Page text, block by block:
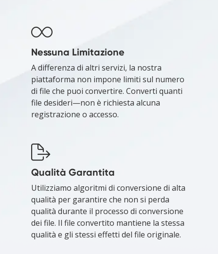
Nessuna Limitazione
A differenza di altri servizi, la nostra
piattaforma non impone limiti sul numero
di file che puoi convertire. Converti quanti
file desideri—non è richiesta alcuna
registrazione o accesso.
Qualità Garantita
Utilizziamo algoritmi di conversione di alta
qualità per garantire che non si perda
qualità durante il processo di conversione
dei file. Il file convertito mantiene la stessa
qualità e gli stessi effetti del file originale.